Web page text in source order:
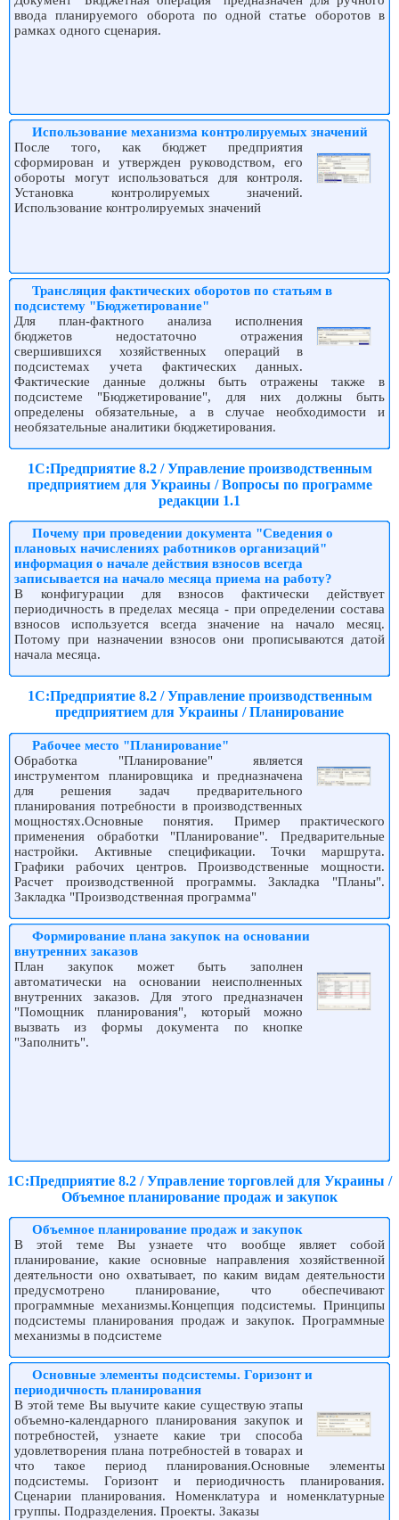
ввода планируемого оборота по одной статье оборотов в
рамках одного сценария.
Использование механизма контролируемых значений
После того, как бюджет предприятия
сформирован и утвержден руководством, его
обороты могут использоваться для контроля.
Установка контролируемых значений.
Использование контролируемых значений
Трансляция фактических оборотов по статьям в
подсистему "Бюджетирование"
Для план-фактного анализа исполнения
бюджетов недостаточно отражения
свершившихся хозяйственных операций в
подсистемах учета фактических данных.
Фактические данные должны быть отражены также в
подсистеме "Бюджетирование", для них должны быть
определены обязательные, а в случае необходимости и
необязательные аналитики бюджетирования.
1С:Предприятие 8.2 / Управление производственным
предприятием для Украины / Вопросы по программе
редакции 1.1
Почему при проведении документа "Сведения о
плановых начислениях работников организаций"
информация о начале действия взносов всегда
записывается на начало месяца приема на работу?
В конфигурации для взносов фактически действует
периодичность в пределах месяца - при определении состава
взносов используется всегда значение на начало месяц.
Потому при назначении взносов они прописываются датой
начала месяца.
1С:Предприятие 8.2 / Управление производственным
предприятием для Украины / Планирование
Рабочее место "Планирование"
Обработка "Планирование" является
инструментом планировщика и предназначена
для решения задач предварительного
планирования потребности в производственных
мощностях.Основные понятия. Пример практического
применения обработки "Планирование". Предварительные
настройки. Активные спецификации. Точки маршрута.
Графики рабочих центров. Производственные мощности.
Расчет производственной программы. Закладка "Планы".
Закладка "Производственная программа"
Формирование плана закупок на основании
внутренних заказов
План закупок может быть заполнен
автоматически на основании неисполненных
внутренних заказов. Для этого предназначен
"Помощник планирования", который можно
вызвать из формы документа по кнопке
"Заполнить".
1С:Предприятие 8.2 / Управление торговлей для Украины /
Объемное планирование продаж и закупок
Объемное планирование продаж и закупок
В этой теме Вы узнаете что вообще являет собой
планирование, какие основные направления хозяйственной
деятельности оно охватывает, по каким видам деятельности
предусмотрено планирование, что обеспечивают
программные механизмы.Концепция подсистемы. Принципы
подсистемы планирования продаж и закупок. Программные
механизмы в подсистеме
Основные элементы подсистемы. Горизонт и
периодичность планирования
В этой теме Вы выучите какие существую этапы
объемно-календарного планирования закупок и
потребностей, узнаете какие три способа
удовлетворения плана потребностей в товарах и
что такое период планирования.Основные элементы
подсистемы. Горизонт и периодичность планирования.
Сценарии планирования. Номенклатура и номенклатурные
группы. Подразделения. Проекты. Заказы